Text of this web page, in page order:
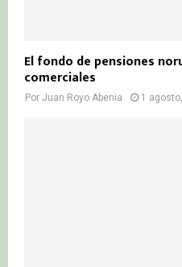
El fondo de pensiones
comerciales
Por Juan Royo Abenia 1